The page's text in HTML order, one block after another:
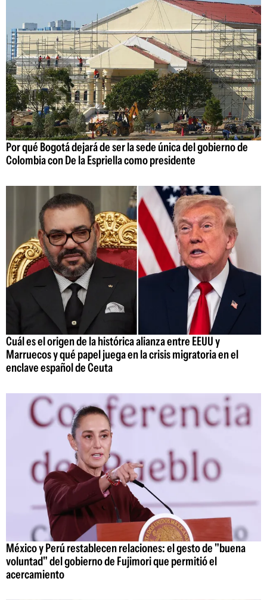
Por qué Bogotá dejará de ser la sede única del gobierno de
Colombia con De la Espriella como presidente
Cuál es el origen de la histórica alianza entre EEUU y
Marruecos y qué papel juega en la crisis migratoria en el
enclave español de Ceuta
México y Perú restablecen relaciones: el gesto de "buena
voluntad" del gobierno de Fujimori que permitió el
acercamiento